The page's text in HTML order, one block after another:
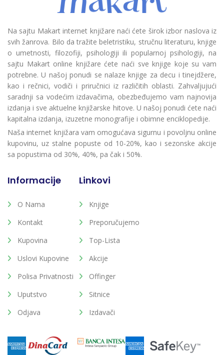
Na sajtu Makart internet knjižare naći ćete širok izbor naslova iz
svih žanrova. Bilo da tražite beletristiku, stručnu literaturu, knjige
o umetnosti, filozofiji, psihologiji ili popularnoj psihologiji, na
sajtu Makart online knjižare ćete naći sve knjige koje su vam
potrebne. U našoj ponudi se nalaze knjige za decu i tinejdžere,
kao i rečnici, vodiči i priručnici iz različitih oblasti. Zahvaljujući
saradnji sa vodećim izdavačima, obezbeđujemo vam najnovija
izdanja i sve aktuelne knjižarske hitove. U našoj ponudi ćete naći
kapitalna izdanja, izuzetne monografije i obimne enciklopedije.
Naša internet knjižara vam omogućava sigurnu i povoljnu online
kupovinu, uz stalne popuste od 10-20%, kao i sezonske akcije
sa popustima od 30%, 40%, pa čak i 50%.
Informacije
O Nama
Kontakt
Kupovina
Uslovi Kupovine
Polisa Privatnosti
Uputstvo
Odjava
Linkovi
Knjige
Preporučujemo
Top-Lista
Akcije
Offinger
Sitnice
Izdavači